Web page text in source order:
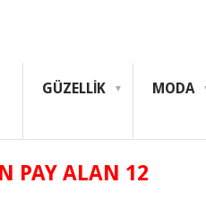
GÜZELLIK MODA
PAY ALAN 12